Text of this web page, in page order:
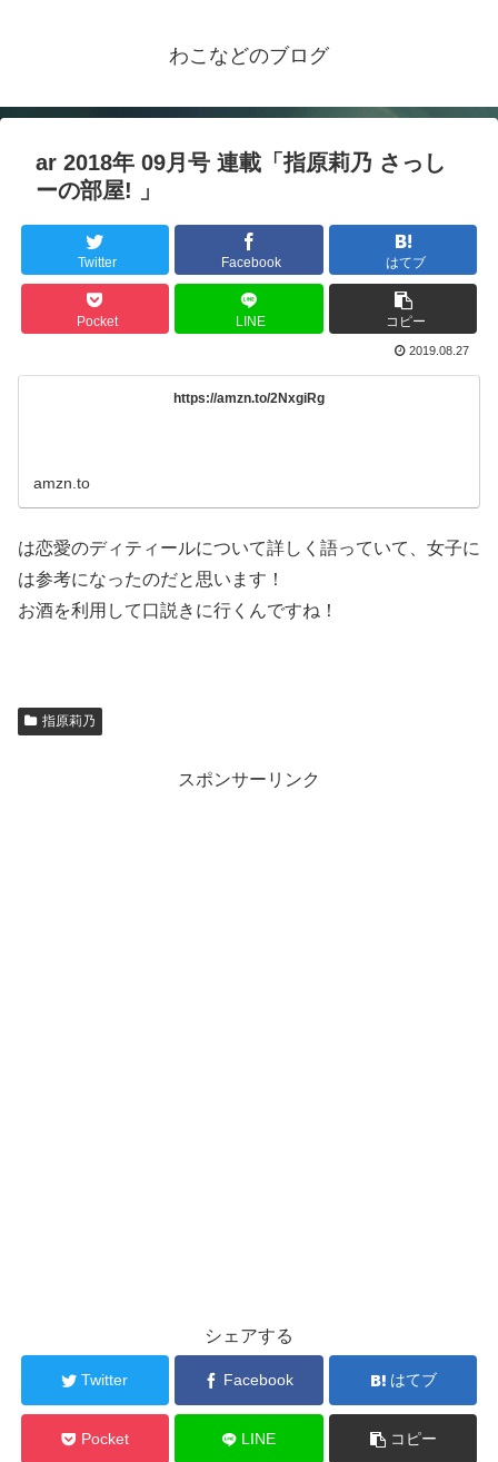
わこなどのブログ
ar 2018年 09月号 連載「指原莉乃 さっし
ーの部屋! 」
Twitter Facebook はてブ
Pocket LINE コピー
2019.08.27
https://amzn.to/2NxgiRg
amzn.to
は恋愛のディティールについて詳しく語っていて、女子に
は参考になったのだと思います！
お酒を利用して口説きに行くんですね！
指原莉乃
スポンサーリンク
シェアする
Twitter Facebook はてブ
Pocket LINE コピー